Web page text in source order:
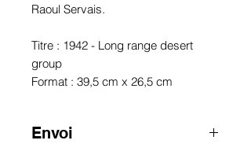
Raoul Servais.
Titre : 1942 - Long range desert
group
Format : 39,5 cm x 26,5 cm
Envoi